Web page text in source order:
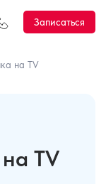
Записаться
на TV
TV